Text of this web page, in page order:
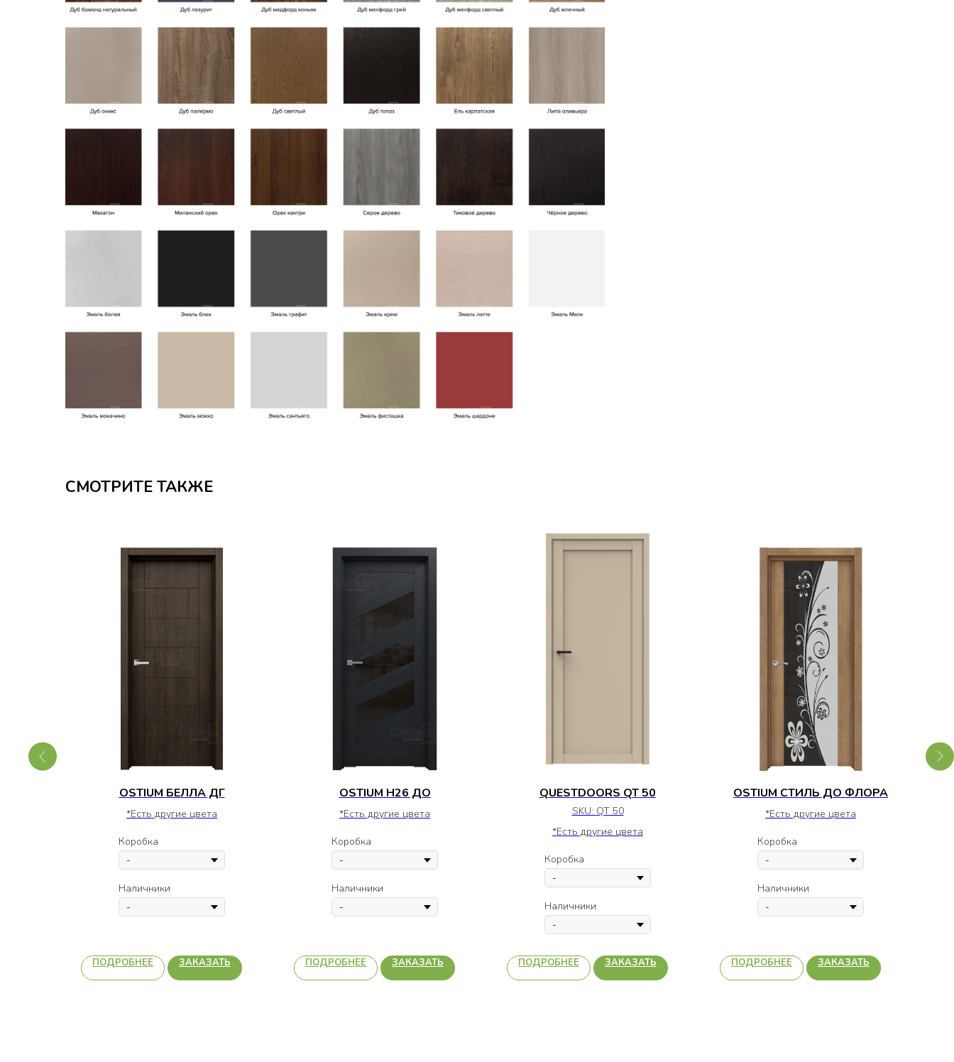
СМОТРИТЕ ТАКЖЕ
OSTIUM БЕЛЛА ДГ
*Есть другие цвета
Коробка
Наличники
ПОДРОБНЕЕ ЗАКАЗАТЬ
OSTIUM H26 ДО
*Есть другие цвета
Коробка
Наличники
ПОДРОБНЕЕ ЗАКАЗАТЬ
QUESTDOORS QT 50
SKU: QT 50
*Есть другие цвета
Коробка
Наличники
ПОДРОБНЕЕ ЗАКАЗАТЬ
OSTIUM СТИЛЬ ДО ФЛОРА
*Есть другие цвета
Коробка
Наличники
ПОДРОБНЕЕ ЗАКАЗАТЬ